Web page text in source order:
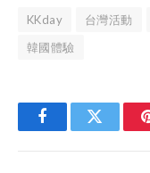
KKday 台灣活動
韓國體驗
FacebookTwitter